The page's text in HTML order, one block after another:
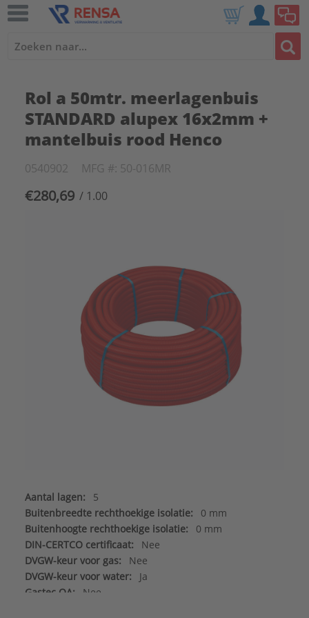
Rol a 50mtr. meerlagenbuis
STANDARD alupex 16x2mm +
mantelbuis rood Henco
0540902 MFG #: 50-016MR
€280,69 / 1.00
Aantal lagen:
5
Buitenbreedte rechthoekige isolatie:
0 mm
Buitenhoogte rechthoekige isolatie:
0 mm
DIN-CERTCO certificaat:
Nee
DVGW-keur voor gas:
Nee
DVGW-keur voor water:
Ja
Gastec QA:
Nee